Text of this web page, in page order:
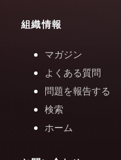
組織情報
マガジン
よくある質問
問題を報告する
検索
ホーム